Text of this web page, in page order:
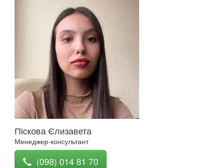
Піскова Єлизавета
Менеджер-консультант
(098) 014 81 70